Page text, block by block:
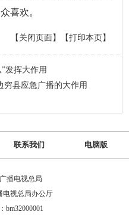
喜欢。
【打印本页】
【关闭页面】
发挥大作用
穷县应急广播的大作用
联系我们 电脑版
播电视总局
电视总局办公厅
bm32000001